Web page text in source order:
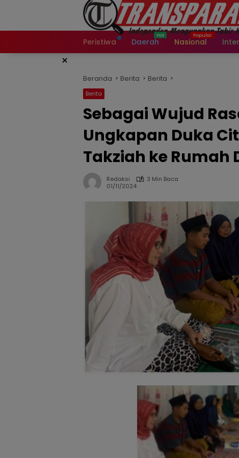
Peristiwa
Daerah Nasional
×
Beranda Berita Berita
Berita
Sebagai Wujud
Ungkapan Duka
Takziah ke Rumah
Redaksi
3 Min Baca
01/11/2024